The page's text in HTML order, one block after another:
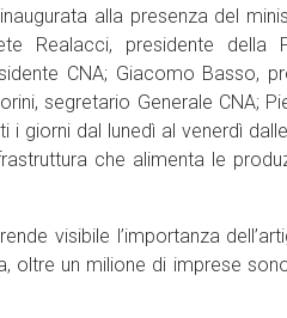
alla presenza del
Realacci, presidente della
CNA; Giacomo Basso,
segretario Generale CNA;
i giorni dal lunedì al venerdì
che alimenta le
visibile l’importanza
oltre un milione di imprese